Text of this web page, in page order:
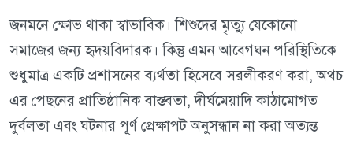
জনমনে ক্ষোভ থাকা স্বাভাবিক। শিশুদের মৃত্যু যেকোনো
সমাজের জন্য হৃদয়বিদারক। কিন্তু এমন আবেগঘন পরিস্থিতিকে
শুধুমাত্র একটি প্রশাসনের ব্যর্থতা হিসেবে সরলীকরণ করা, অথচ
এর পেছনের প্রাতিষ্ঠানিক বাস্তবতা, দীর্ঘমেয়াদি কাঠামোগত
দুর্বলতা এবং ঘটনার পূর্ণ প্রেক্ষাপট অনুসন্ধান না করা অত্যন্ত